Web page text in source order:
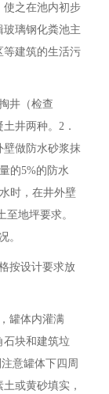
使之在池内初步
璃钢化粪池主
等建筑的生活污
井（检查
井两种。2．
壁做防水砂浆抹
的5%的防水
时，在井外壁
地坪要求。
。
按设计要求放
罐体内灌满
石块和建筑垃
意罐体下四周
或黄砂填实，